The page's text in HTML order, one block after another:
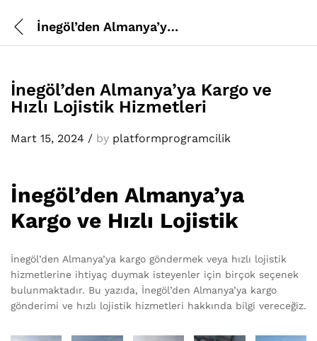
İnegöl’den Almanya’ya Kargo ve Hızlı Lojistik Hizmetleri
İnegöl’den Almanya’ya Kargo ve
Hızlı Lojistik Hizmetleri
Mart 15, 2024 / by platformprogramcilik
İnegöl’den Almanya’ya
Kargo ve Hızlı Lojistik
İnegöl’den Almanya’ya kargo göndermek veya hızlı lojistik
hizmetlerine ihtiyaç duymak isteyenler için birçok seçenek
bulunmaktadır. Bu yazıda, İnegöl’den Almanya’ya kargo
gönderimi ve hızlı lojistik hizmetleri hakkında bilgi vereceğiz.